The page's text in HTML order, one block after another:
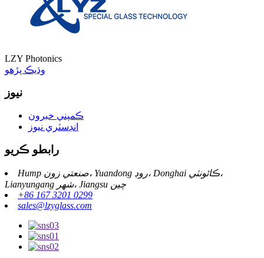
LZY Photonics
وڌيڪ پڙهو
نيوز
ڪمپني خبرون
انڊسٽري نيوز
رابطو ڪريو
Hump ​​صنعتي زون، Yuandong روڊ، Donghai ڪائونٽي،
Lianyungang شهر، Jiangsu چين
+86 167 3201 0299
sales@lzyglass.com